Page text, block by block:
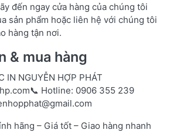
đến ngay cửa hàng của chúng tôi
sản phẩm hoặc liên hệ với chúng tôi
hàng tận nơi.
& mua hàng
IN NGUYỄN HỢP PHÁT
📞 Hotline: 0906 355 239
hãng – Giá tốt – Giao hàng nhanh